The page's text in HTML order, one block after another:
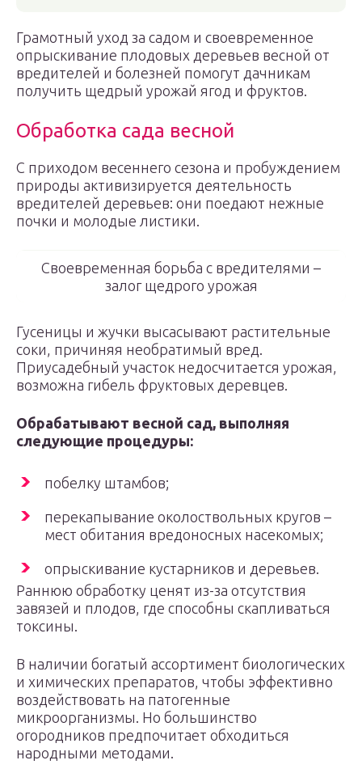
Грамотный уход за садом и своевременное
опрыскивание плодовых деревьев весной от
вредителей и болезней помогут дачникам
получить щедрый урожай ягод и фруктов.
Обработка сада весной
С приходом весеннего сезона и пробуждением
природы активизируется деятельность
вредителей деревьев: они поедают нежные
почки и молодые листики.
Своевременная борьба с вредителями –
залог щедрого урожая
Гусеницы и жучки высасывают растительные
соки, причиняя необратимый вред.
Приусадебный участок недосчитается урожая,
возможна гибель фруктовых деревцев.
Обрабатывают весной сад, выполняя
следующие процедуры:
побелку штамбов;
перекапывание околоствольных кругов –
мест обитания вредоносных насекомых;
опрыскивание кустарников и деревьев.
Раннюю обработку ценят из-за отсутствия
завязей и плодов, где способны скапливаться
токсины.
В наличии богатый ассортимент биологических
и химических препаратов, чтобы эффективно
воздействовать на патогенные
микроорганизмы. Но большинство
огородников предпочитает обходиться
народными методами.